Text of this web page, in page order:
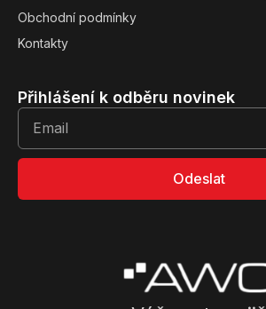
Obchodní podmínky
Kontakty
Přihlášení k odběru novinek
Odeslat